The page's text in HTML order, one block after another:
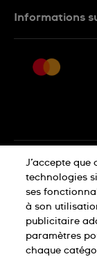
Conditions
Informations
Nous
J’accepte que
technologies
ses
à son
publicitaire
paramètres
chaque